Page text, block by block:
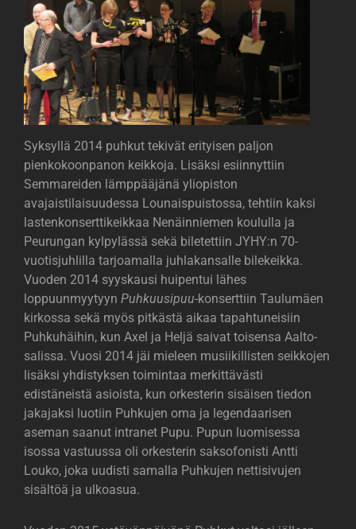
Syksyllä 2014 puhkut tekivät erityisen paljon
pienkokoonpanon keikkoja. Lisäksi esiinnyttiin
Semmareiden lämppääjänä yliopiston
avajaistilaisuudessa Lounaispuistossa, tehtiin kaksi
lastenkonserttikeikkaa Nenäinniemen koululla ja
Peurungan kylpylässä sekä biletettiin JYHY:n 70-
vuotisjuhlilla tarjoamalla juhlakansalle bilekeikka.
Vuoden 2014 syyskausi huipentui lähes
loppuunmyytyyn Puhkuusipuu-konserttiin Taulumäen
kirkossa sekä myös pitkästä aikaa tapahtuneisiin
Puhkuhäihin, kun Axel ja Heljä saivat toisensa Aalto-
salissa. Vuosi 2014 jäi mieleen musiikillisten seikkojen
lisäksi yhdistyksen toimintaa merkittävästi
edistäneistä asioista, kun orkesterin sisäisen tiedon
jakajaksi luotiin Puhkujen oma ja legendaarisen
aseman saanut intranet Pupu. Pupun luomisessa
isossa vastuussa oli orkesterin saksofonisti Antti
Louko, joka uudisti samalla Puhkujen nettisivujen
sisältöä ja ulkoasua.